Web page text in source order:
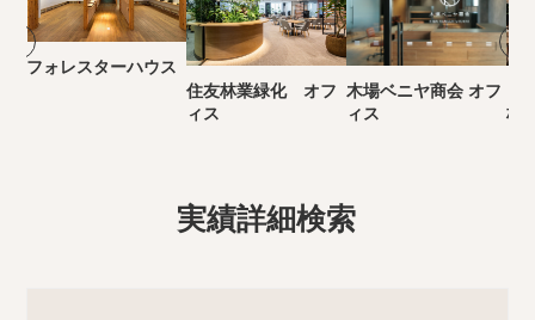
フォレスターハウス
住友林業緑化 オフ
ィス
木場ベニヤ商会 オフ
ィス
林
実績詳細検索